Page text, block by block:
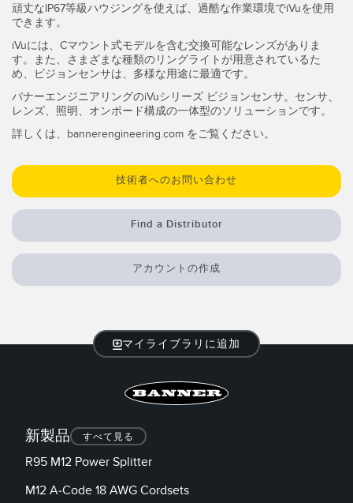
頑丈なIP67等級ハウジングを使えば、過酷な作業環境でiVuを使用
できます。
iVuには、Cマウント式モデルを含む交換可能なレンズがありま
す。また、さまざまな種類のリングライトが用意されているた
め、ビジョンセンサは、多様な用途に最適です。
バナーエンジニアリングのiVuシリーズ ビジョンセンサ。センサ、
レンズ、照明、オンボード構成の一体型のソリューションです。
詳しくは、bannerengineering.com をご覧ください。
技術者へのお問い合わせ
Find a Distributor
アカウントの作成
マイライブラリに追加
新製品 すべて見る
R95 M12 Power Splitter
M12 A-Code 18 AWG Cordsets